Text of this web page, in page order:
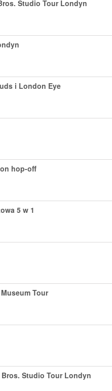
Studio Tour Londyn
i London Eye
hop-off
5 w 1
Tour
Studio Tour Londyn